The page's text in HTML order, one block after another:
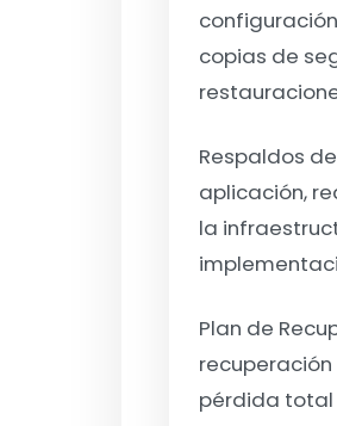
copias de
Respaldos
aplicación,
la
Plan de
pérdida total